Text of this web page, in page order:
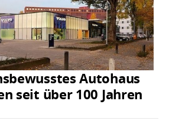
Autohaus
seit über 100 Jahren